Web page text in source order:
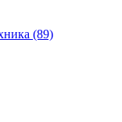
(89)